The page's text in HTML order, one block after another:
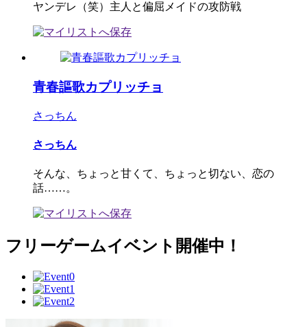
ヤンデレ（笑）主人と偏屈メイドの攻防戦
青春謳歌カプリッチョ
さっちん
さっちん
そんな、ちょっと甘くて、ちょっと切ない、恋の
話……。
フリーゲームイベント開催中！